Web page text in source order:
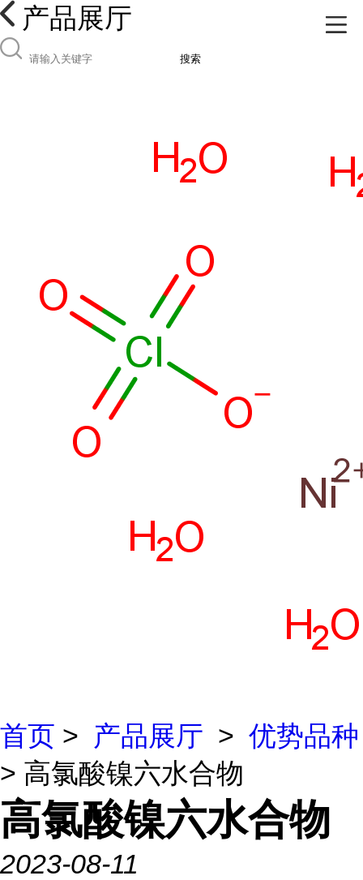
产品展厅
搜索
首页 > 产品展厅 > 优势品种
> 高氯酸镍六水合物
高氯酸镍六水合物
2023-08-11